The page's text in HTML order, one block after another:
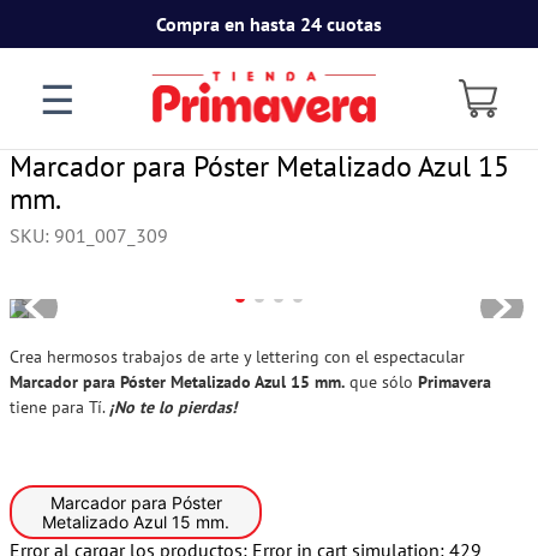
Compra en hasta 24 cuotas
☰
Marcador para Póster Metalizado Azul 15
mm.
SKU: 901_007_309
Crea hermosos trabajos de arte y lettering con el espectacular
Marcador para Póster Metalizado Azul 15 mm. que sólo Primavera
tiene para Tí. ¡No te lo pierdas!
Marcador para Póster
Metalizado Azul 15 mm.
Error al cargar los productos: Error in cart simulation: 429